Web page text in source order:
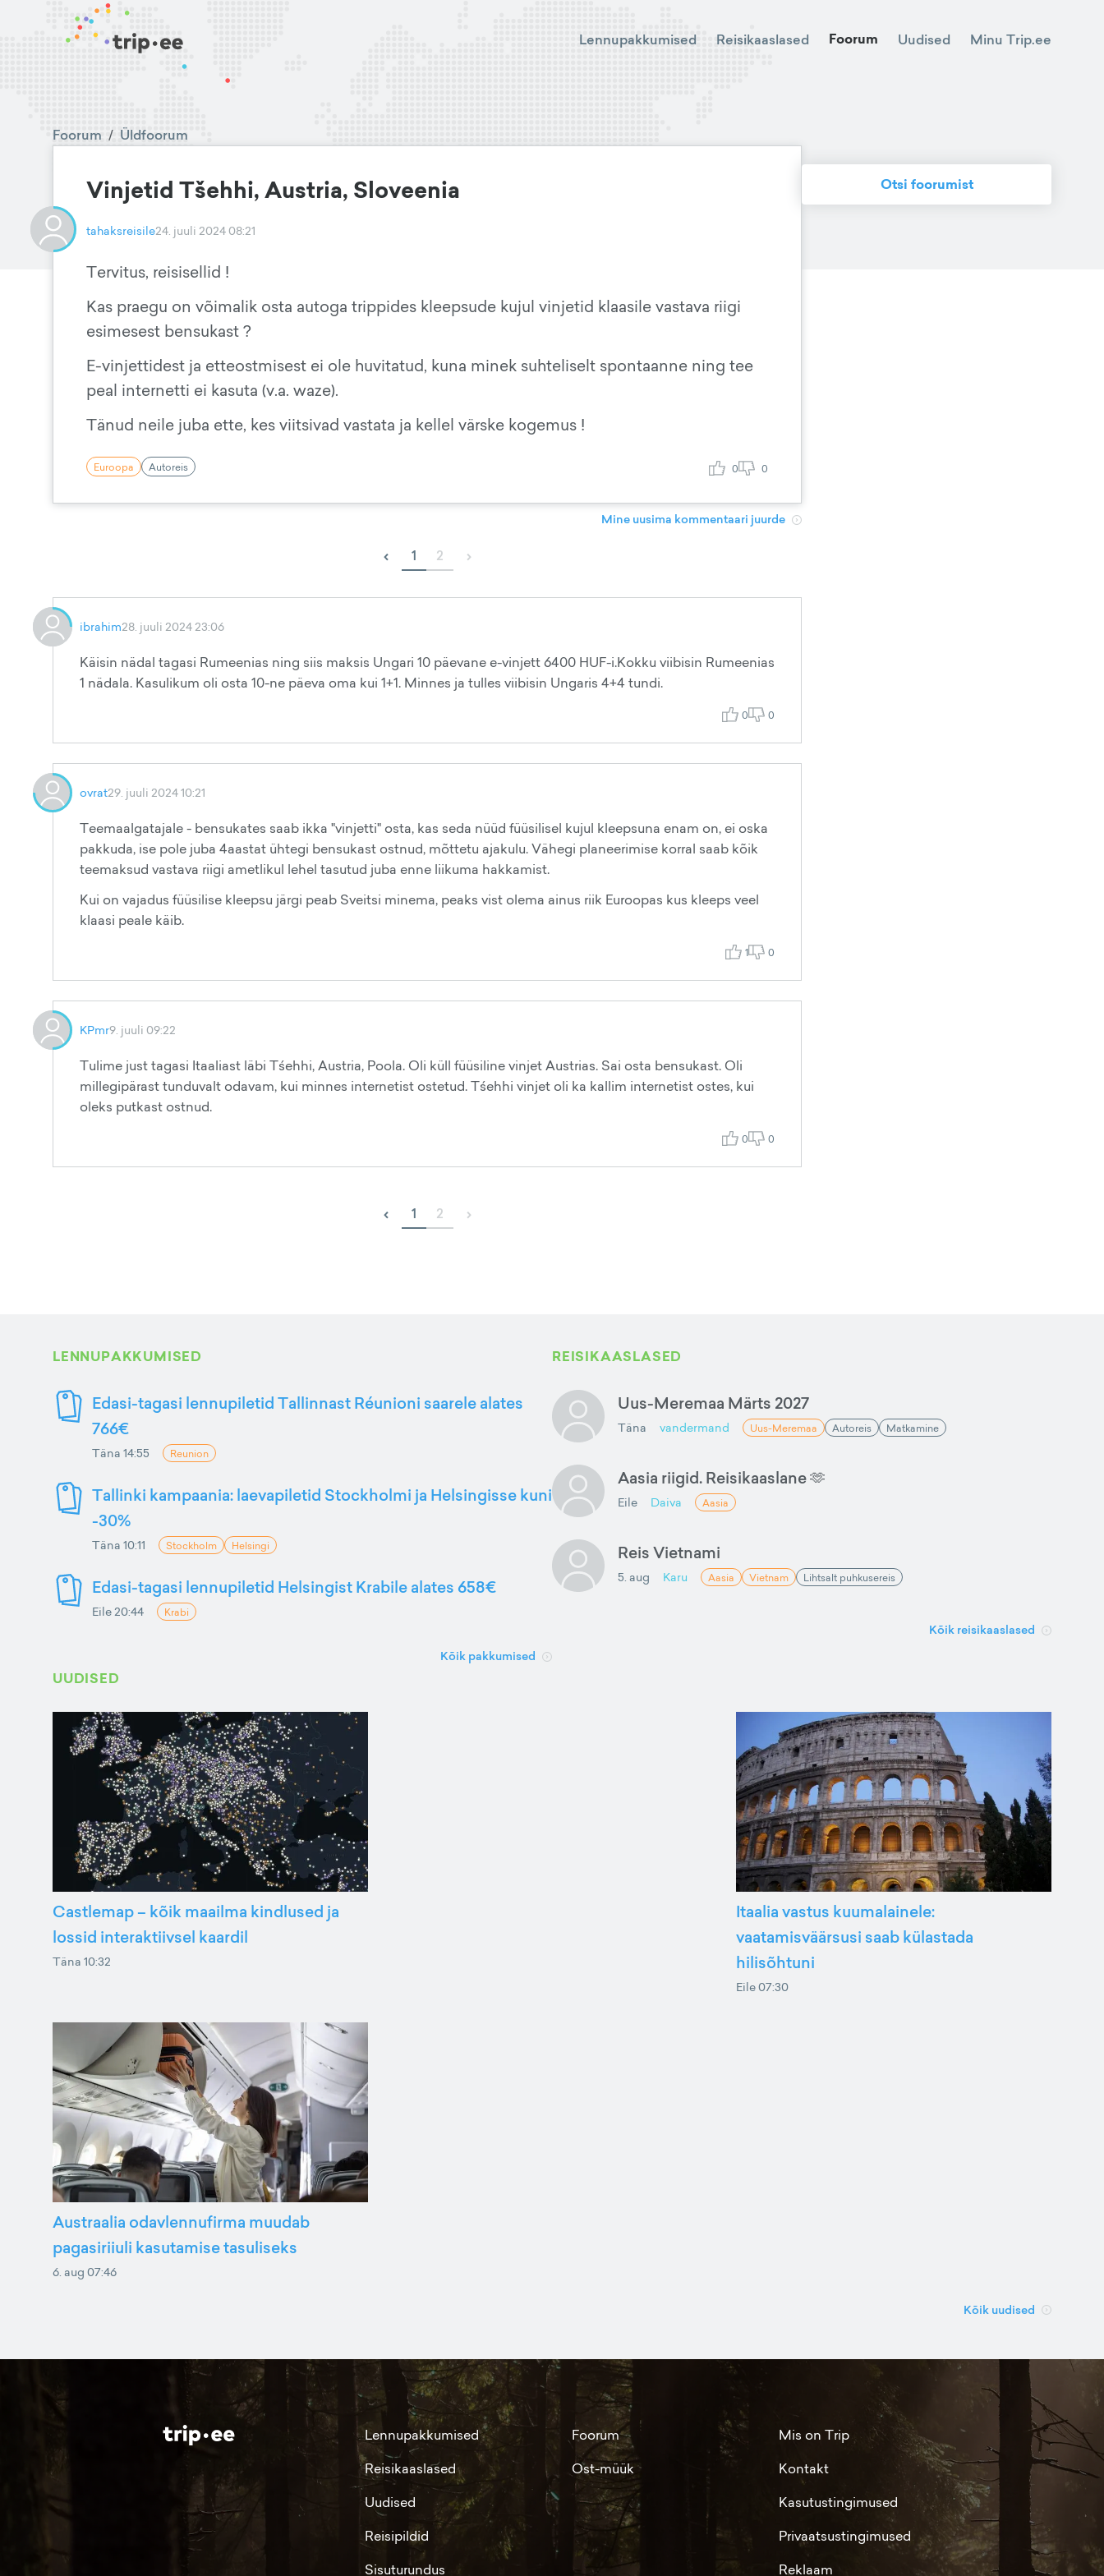
Lennupakkumised Reisikaaslased Foorum Uudised Minu Trip.ee
Foorum / Üldfoorum
Vinjetid Tšehhi, Austria, Sloveenia
tahaksreisile24. juuli 2024 08:21
Tervitus, reisisellid !
Kas praegu on võimalik osta autoga trippides kleepsude kujul vinjetid klaasile vastava riigi
esimesest bensukast ?
E-vinjettidest ja etteostmisest ei ole huvitatud, kuna minek suhteliselt spontaanne ning tee
peal internetti ei kasuta (v.a. waze).
Tänud neile juba ette, kes viitsivad vastata ja kellel värske kogemus !
Euroopa Autoreis 0 0
Mine uusima kommentaari juurde
‹ 1 2 ›
ibrahim28. juuli 2024 23:06
Käisin nädal tagasi Rumeenias ning siis maksis Ungari 10 päevane e-vinjett 6400 HUF-i.Kokku viibisin Rumeenias
1 nädala. Kasulikum oli osta 10-ne päeva oma kui 1+1. Minnes ja tulles viibisin Ungaris 4+4 tundi.
0 0
ovrat29. juuli 2024 10:21
Teemaalgatajale - bensukates saab ikka "vinjetti" osta, kas seda nüüd füüsilisel kujul kleepsuna enam on, ei oska
pakkuda, ise pole juba 4aastat ühtegi bensukast ostnud, mõttetu ajakulu. Vähegi planeerimise korral saab kõik
teemaksud vastava riigi ametlikul lehel tasutud juba enne liikuma hakkamist.
Kui on vajadus füüsilise kleepsu järgi peab Sveitsi minema, peaks vist olema ainus riik Euroopas kus kleeps veel
klaasi peale käib.
1 0
KPmr9. juuli 09:22
Tulime just tagasi Itaaliast läbi Tśehhi, Austria, Poola. Oli küll füüsiline vinjet Austrias. Sai osta bensukast. Oli
millegipärast tunduvalt odavam, kui minnes internetist ostetud. Tśehhi vinjet oli ka kallim internetist ostes, kui
oleks putkast ostnud.
0 0
‹ 1 2 ›
Otsi foorumist
LENNUPAKKUMISED
Edasi-tagasi lennupiletid Tallinnast Réunioni saarele alates
766€
Täna 14:55 Reunion
Tallinki kampaania: laevapiletid Stockholmi ja Helsingisse kuni
-30%
Täna 10:11 Stockholm Helsingi
Edasi-tagasi lennupiletid Helsingist Krabile alates 658€
Eile 20:44 Krabi
Kõik pakkumised
REISIKAASLASED
Uus-Meremaa Märts 2027
Täna vandermand Uus-Meremaa Autoreis Matkamine
Aasia riigid. Reisikaaslane 🫶
Eile Daiva Aasia
Reis Vietnami
5. aug Karu Aasia Vietnam Lihtsalt puhkusereis
Kõik reisikaaslased
UUDISED
Castlemap – kõik maailma kindlused ja
lossid interaktiivsel kaardil
Täna 10:32
Itaalia vastus kuumalainele:
vaatamisväärsusi saab külastada
hilisõhtuni
Eile 07:30
Austraalia odavlennufirma muudab
pagasiriiuli kasutamise tasuliseks
6. aug 07:46
Kõik uudised
Lennupakkumised
Reisikaaslased
Uudised
Reisipildid
Sisuturundus
Foorum
Ost-müük
Mis on Trip
Kontakt
Kasutustingimused
Privaatsustingimused
Reklaam